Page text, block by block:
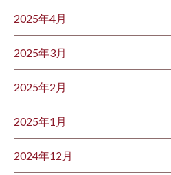
2025年4月
2025年3月
2025年2月
2025年1月
2024年12月